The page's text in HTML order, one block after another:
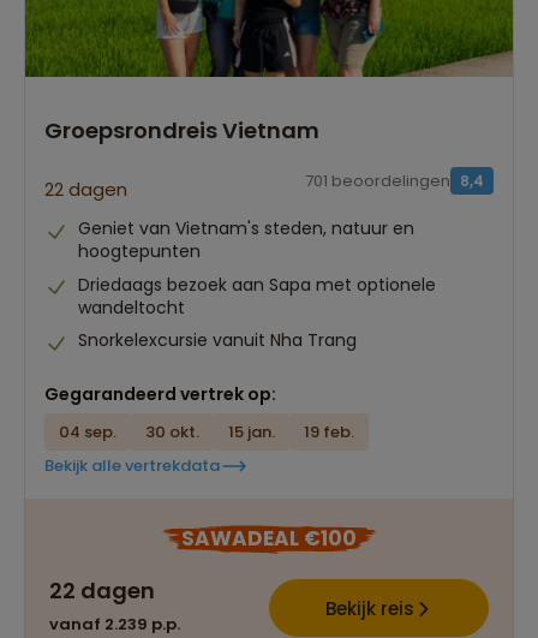
Groepsrondreis Vietnam
22 dagen 8,4
701 beoordelingen
Geniet van Vietnam's steden, natuur en
hoogtepunten
Driedaags bezoek aan Sapa met optionele
wandeltocht
Snorkelexcursie vanuit Nha Trang
Gegarandeerd vertrek op:
04 sep. 30 okt. 15 jan.
19 feb.
Bekijk alle vertrekdata
SAWADEAL €100
22 dagen
vanaf 2.239 p.p.
Bekijk reis
Best beoordeelde reisroutes
Het grootste reisaanbod